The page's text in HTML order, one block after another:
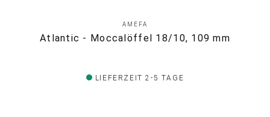
AMEFA
Atlantic - Moccalöffel 18/10, 109 mm
LIEFERZEIT 2-5 TAGE